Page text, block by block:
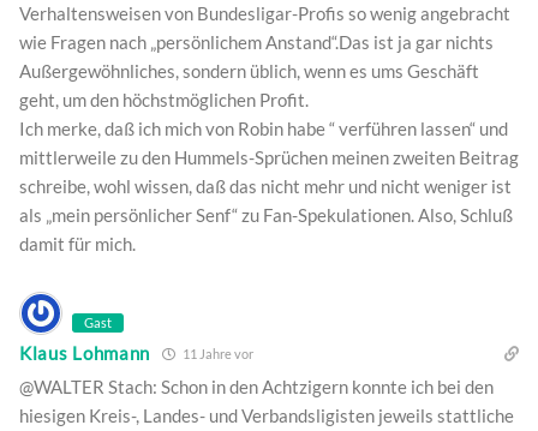
Verhaltensweisen von Bundesligar-Profis so wenig angebracht
wie Fragen nach „persönlichem Anstand“.Das ist ja gar nichts
Außergewöhnliches, sondern üblich, wenn es ums Geschäft
geht, um den höchstmöglichen Profit.
Ich merke, daß ich mich von Robin habe “ verführen lassen“ und
mittlerweile zu den Hummels-Sprüchen meinen zweiten Beitrag
schreibe, wohl wissen, daß das nicht mehr und nicht weniger ist
als „mein persönlicher Senf“ zu Fan-Spekulationen. Also, Schluß
damit für mich.
Gast
Klaus Lohmann 11 Jahre vor
@WALTER Stach: Schon in den Achtzigern konnte ich bei den
hiesigen Kreis-, Landes- und Verbandsligisten jeweils stattliche